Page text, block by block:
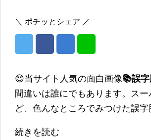
＼ ポチッとシェア ／
😍当サイト人気の面白画像📚誤
間違いは誰にでもあります。ス
ど、色んなところでみつけた誤
続きを読む